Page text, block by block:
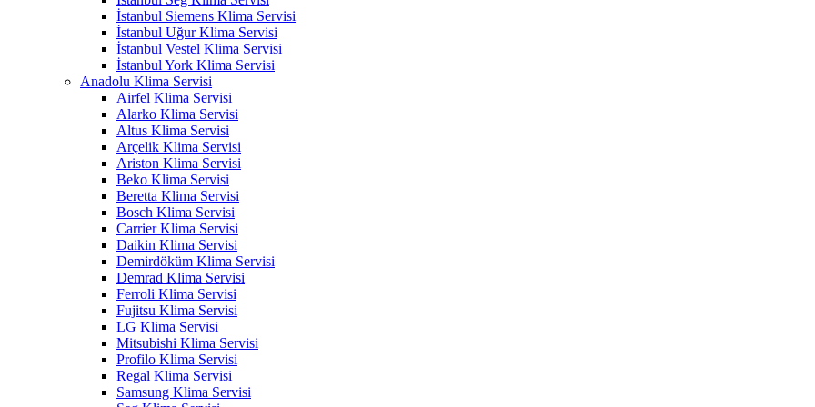
İstanbul Siemens Klima Servisi
İstanbul Uğur Klima Servisi
İstanbul Vestel Klima Servisi
İstanbul York Klima Servisi
Anadolu Klima Servisi
Airfel Klima Servisi
Alarko Klima Servisi
Altus Klima Servisi
Arçelik Klima Servisi
Ariston Klima Servisi
Beko Klima Servisi
Beretta Klima Servisi
Bosch Klima Servisi
Carrier Klima Servisi
Daikin Klima Servisi
Demirdöküm Klima Servisi
Demrad Klima Servisi
Ferroli Klima Servisi
Fujitsu Klima Servisi
LG Klima Servisi
Mitsubishi Klima Servisi
Profilo Klima Servisi
Regal Klima Servisi
Samsung Klima Servisi